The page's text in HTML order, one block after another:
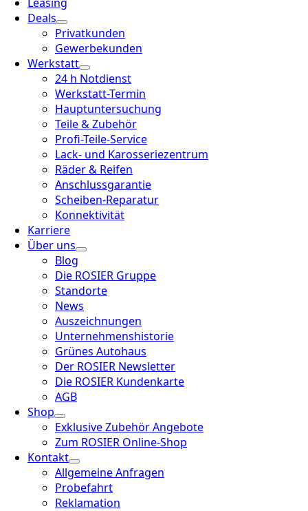
Deals
Privatkunden
Gewerbekunden
Werkstatt
24 h Notdienst
Werkstatt-Termin
Hauptuntersuchung
Teile & Zubehör
Profi-Teile-Service
Lack- und Karosseriezentrum
Räder & Reifen
Anschlussgarantie
Scheiben-Reparatur
Konnektivität
Karriere
Über uns
Blog
Die ROSIER Gruppe
Standorte
News
Auszeichnungen
Unternehmenshistorie
Grünes Autohaus
Der ROSIER Newsletter
Die ROSIER Kundenkarte
AGB
Shop
Exklusive Zubehör Angebote
Zum ROSIER Online-Shop
Kontakt
Allgemeine Anfragen
Probefahrt
Reklamation